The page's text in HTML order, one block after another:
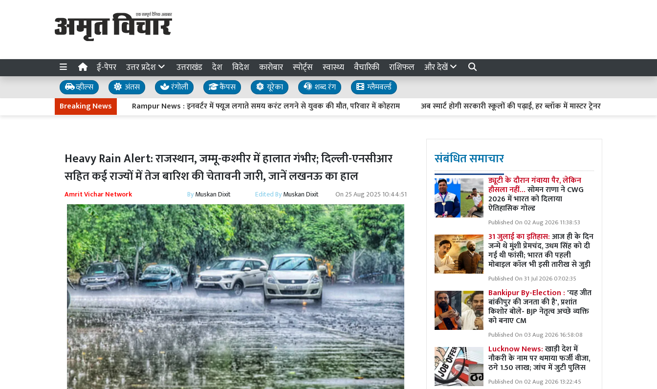
ई-पेपर उत्तर प्रदेश उत्तराखंड देश विदेश कारोबार स्पोर्ट्स स्वास्थ्य वैचारिकी राशिफल और देखें
व्हील्स अंतस रंगोली कैंपस यूरेका शब्द रंग
ग्लैमवर्ल्ड
Breaking NewsRampur News : इनवर्टर में फ्यूज लगाते समय करंट लगने से युवक की मौत, परिवार में कोहराम अब स्मार्ट होगी सरकारी स्कूलों की पढ़ाई, हर ब्लॉक में मास्टर ट्रेनर तैयार करेगी योगी सरकार,
Heavy Rain Alert: राजस्थान, जम्मू-कश्मीर में हालात गंभीर; दिल्ली-एनसीआर
सहित कई राज्यों में तेज बारिश की चेतावनी जारी, जानें लखनऊ का हाल
Amrit Vichar Network ByMuskan Dixit Edited ByMuskan Dixit On 25 Aug 2025 10:44:51
संबंधित समाचार
ड्यूटी के दौरान गंवाया पैर, लेकिन
हौसला नहीं…सोमन राणा ने CWG
2026 में भारत को दिलाया
ऐतिहासिक गोल्ड
Published On 02 Aug 2026 11:38:53
31 जुलाई का इतिहास:आज ही के दिन
जन्मे थे मुंशी प्रेमचंद, उधम सिंह को दी
गई थी फांसी; भारत की पहली
मोबाइल कॉल भी इसी तारीख से जुड़ी
Published On 31 Jul 2026 07:02:35
Bankipur By-Election : 'यह जीत
बांकीपुर की जनता की है', प्रशांत
किशोर बोले- BJP नेतृत्व अच्छे व्यक्ति
को बनाए CM
Published On 03 Aug 2026 16:58:08
Lucknow News:खाड़ी देश में
नौकरी के नाम पर थमाया फर्जी वीजा,
ठगे 1.50 लाख; जांच में जुटी पुलिस
Published On 02 Aug 2026 13:22:45